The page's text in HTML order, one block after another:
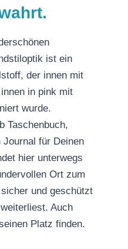
ist ein
der innen mit
in pink mit
wurde.
Taschenbuch,
Journal für Deinen
hier unterwegs
Ort zum
und geschützt
Auch
Platz finden.